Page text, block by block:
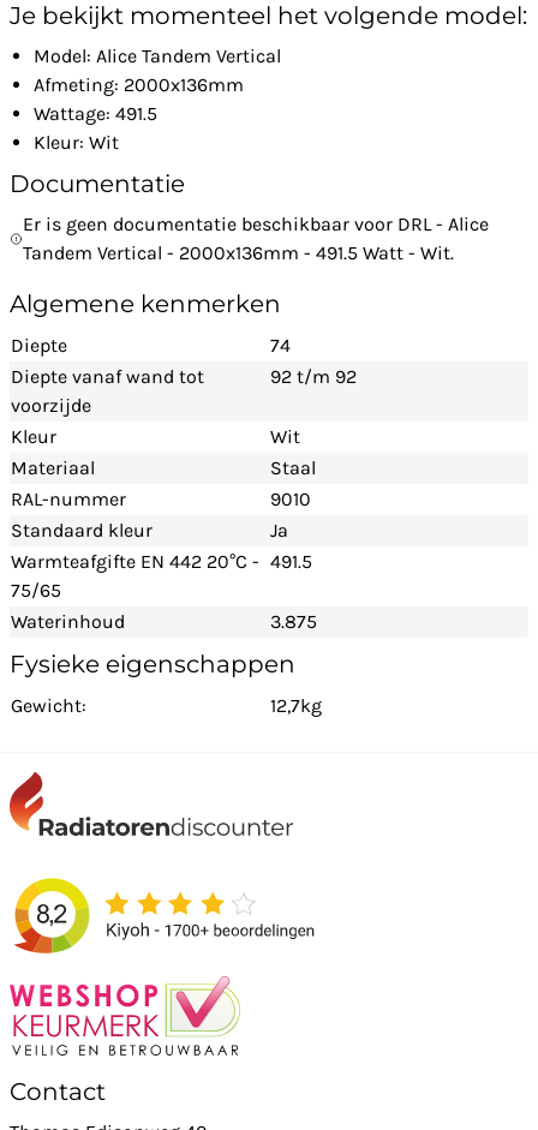
Je bekijkt momenteel het volgende model:
Model: Alice Tandem Vertical
Afmeting: 2000x136mm
Wattage: 491.5
Kleur: Wit
Documentatie
Er is geen documentatie beschikbaar voor DRL - Alice
Tandem Vertical - 2000x136mm - 491.5 Watt - Wit.
Algemene kenmerken
Diepte
74
Diepte vanaf wand tot
voorzijde
92 t/m 92
Kleur
Wit
Materiaal
Staal
RAL-nummer
9010
Standaard kleur
Ja
Warmteafgifte EN 442 20°C -
75/65
491.5
Waterinhoud 3.875
Fysieke eigenschappen
Gewicht: 12,7kg
Contact